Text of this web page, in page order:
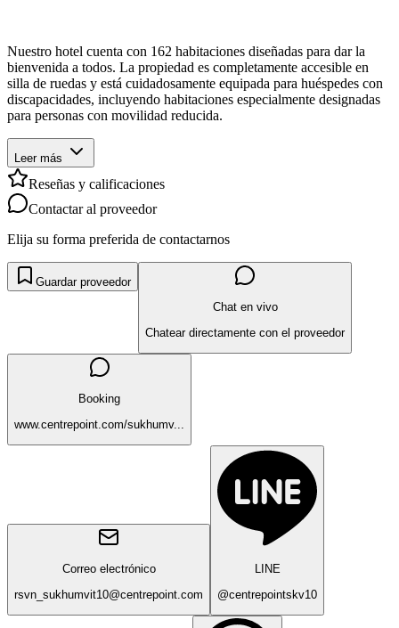
Nuestro hotel cuenta con 162 habitaciones diseñadas para dar la
bienvenida a todos. La propiedad es completamente accesible en
silla de ruedas y está cuidadosamente equipada para huéspedes con
discapacidades, incluyendo habitaciones especialmente designadas
para personas con movilidad reducida.
Leer más
Reseñas y calificaciones
Contactar al proveedor
Elija su forma preferida de contactarnos
Guardar proveedor
Chat en vivo
Chatear directamente con el proveedor
Booking
www.centrepoint.com/sukhumv...
Correo electrónico
rsvn_sukhumvit10@centrepoint.com
LINE
@centrepointskv10